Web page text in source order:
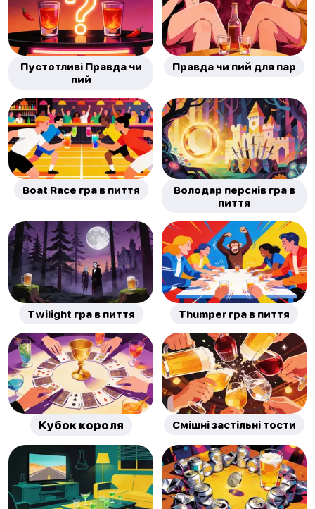
Пустотливі Правда чи
пий
Правда чи пий для пар
Boat Race гра в пиття
Володар перснів гра в
пиття
Twilight гра в пиття Thumper гра в пиття
Кубок короля Смішні застільні тости